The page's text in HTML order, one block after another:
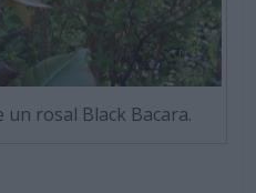
un rosal Black Bacara.